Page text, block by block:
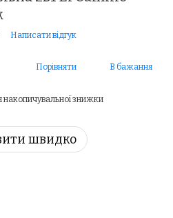
Написати відгук
Порівняти В бажання
накопичувальної знижки
швидко